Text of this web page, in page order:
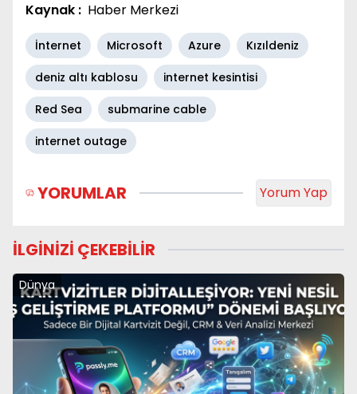
Kaynak : Haber Merkezi
İnternet Microsoft Azure
Kızıldeniz
deniz altı kablosu
internet kesintisi
Red Sea
submarine cable
internet outage
YORUMLAR Yorum Yap
İLGİNİZİ ÇEKEBİLİR
Dünya